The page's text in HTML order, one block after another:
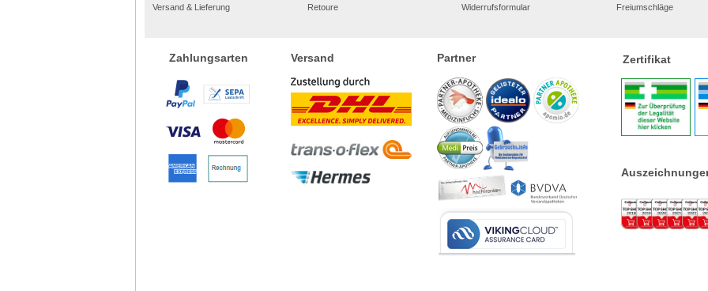
Versand & Lieferung Retoure Widerrufsformular Freiumschläge
Zahlungsarten Versand Partner Zertifikat